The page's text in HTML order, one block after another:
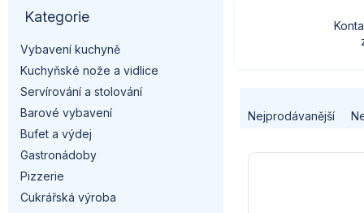
Přeskočit
Kategorie
Vybavení kuchyně
Kuchyňské nože a vidlice
Servírování a stolování
Barové vybavení
Bufet a výdej
Gastronádoby
Pizzerie
Cukrářská výroba
Nejprodávanější
V